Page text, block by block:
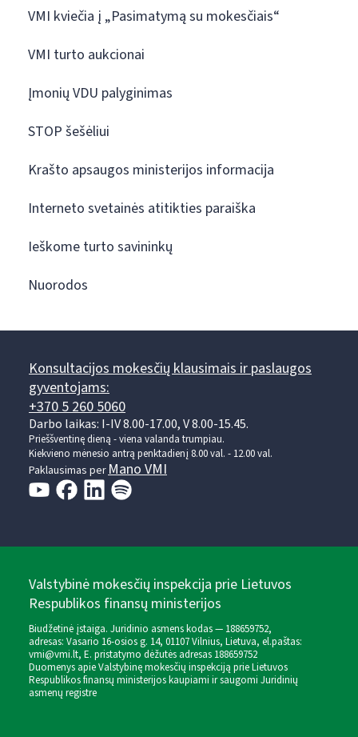
VMI kviečia į „Pasimatymą su mokesčiais“
VMI turto aukcionai
Įmonių VDU palyginimas
STOP šešėliui
Krašto apsaugos ministerijos informacija
Interneto svetainės atitikties paraiška
Ieškome turto savininkų
Nuorodos
Konsultacijos mokesčių klausimais ir paslaugos
gyventojams:
+370 5 260 5060
Darbo laikas: I-IV 8.00-17.00, V 8.00-15.45.
Prieššventinę dieną - viena valanda trumpiau.
Kiekvieno mėnesio antrą penktadienį 8.00 val. - 12.00 val.
Paklausimas perMano VMI
Valstybinė mokesčių inspekcija prie Lietuvos
Respublikos finansų ministerijos
Biudžetinė įstaiga. Juridinio asmens kodas — 188659752,
adresas: Vasario 16-osios g. 14, 01107 Vilnius, Lietuva, el.paštas:
vmi@vmi.lt, E. pristatymo dėžutės adresas 188659752
Duomenys apie Valstybinę mokesčių inspekciją prie Lietuvos
Respublikos finansų ministerijos kaupiami ir saugomi Juridinių
asmenų registre